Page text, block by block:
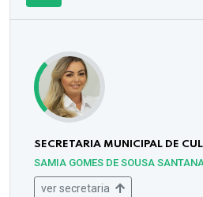
SECRETARIA MUNICIPAL DE
SAMIA GOMES DE SOUSA
ver secretaria